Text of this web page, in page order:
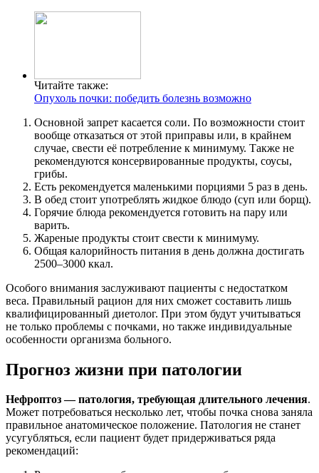
Читайте также:
Опухоль почки: победить болезнь возможно
Основной запрет касается соли. По возможности стоит
вообще отказаться от этой приправы или, в крайнем
случае, свести её потребление к минимуму. Также не
рекомендуются консервированные продукты, соусы,
грибы.
Есть рекомендуется маленькими порциями 5 раз в день.
В обед стоит употреблять жидкое блюдо (суп или борщ).
Горячие блюда рекомендуется готовить на пару или
варить.
Жареные продукты стоит свести к минимуму.
Общая калорийность питания в день должна достигать
2500–3000 ккал.
Особого внимания заслуживают пациенты с недостатком
веса. Правильный рацион для них сможет составить лишь
квалифицированный диетолог. При этом будут учитываться
не только проблемы с почками, но также индивидуальные
особенности организма больного.
Прогноз жизни при патологии
Нефроптоз — патология, требующая длительного лечения.
Может потребоваться несколько лет, чтобы почка снова заняла
правильное анатомическое положение. Патология не станет
усугубляться, если пациент будет придерживаться ряда
рекомендаций: